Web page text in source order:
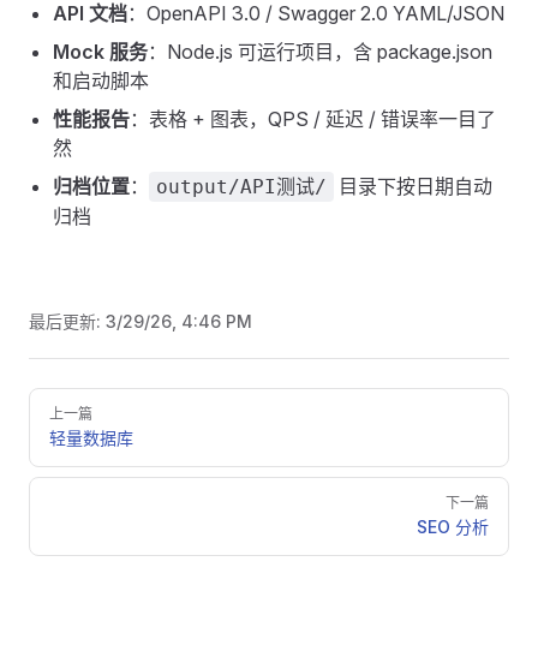
API 文档：OpenAPI 3.0 / Swagger 2.0 YAML/JSON
Mock 服务：Node.js 可运行项目，含 package.json
和启动脚本
性能报告：表格 + 图表，QPS / 延迟 / 错误率一目了
然
归档位置： output/API测试/
目录下按日期自动
归档
最后更新: 3/29/26, 4:46 PM
Pager
上一篇
轻量数据库
下一篇
SEO 分析